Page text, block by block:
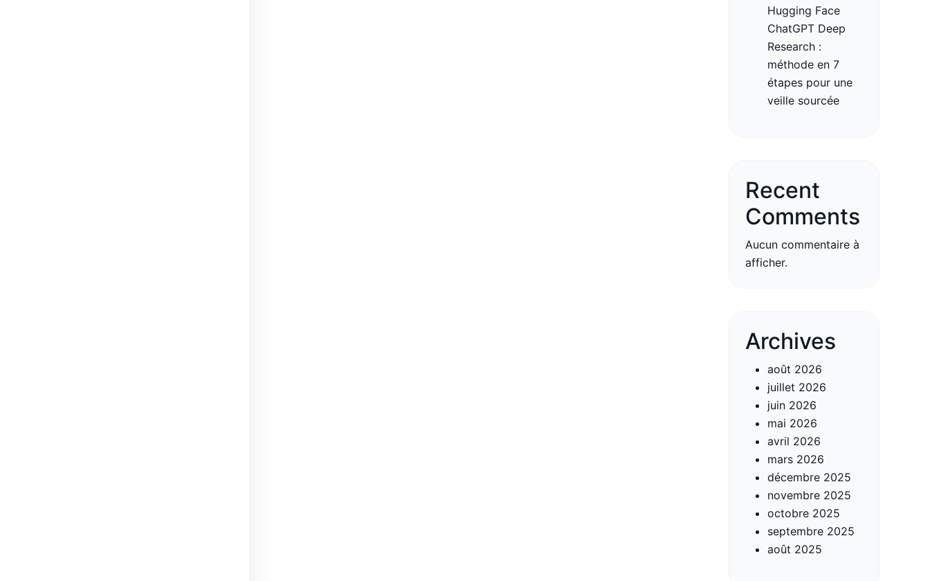
Hugging Face
ChatGPT Deep
Research :
méthode en 7
étapes pour une
veille sourcée
Recent
Comments
Aucun commentaire à
afficher.
Archives
août 2026
juillet 2026
juin 2026
mai 2026
avril 2026
mars 2026
décembre 2025
novembre 2025
octobre 2025
septembre 2025
août 2025